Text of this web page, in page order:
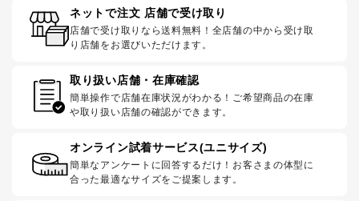
ネットで注文 店舗で受け取り
店舗で受け取りなら送料無料！全店舗の中から受け取
り店舗をお選びいただけます。
取り扱い店舗・在庫確認
簡単操作で店舗在庫状況がわかる！ご希望商品の在庫
や取り扱い店舗の確認ができます。
オンライン試着サービス(ユニサイズ)
簡単なアンケートに回答するだけ！お客さまの体型に
合った最適なサイズをご提案します。